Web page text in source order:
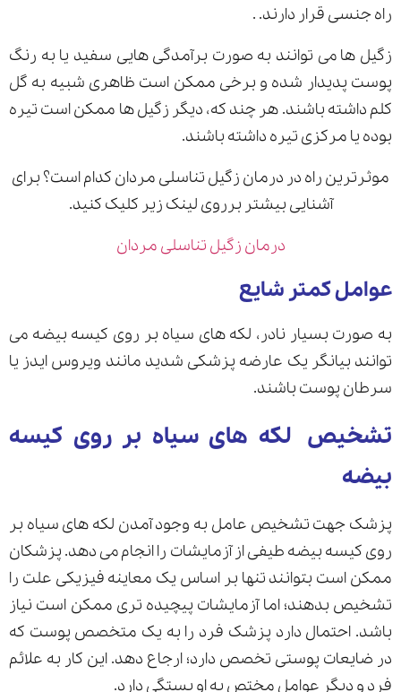
راه جنسی قرار دارند. .
زگیل ها می توانند به صورت برآمدگی هایی سفید یا به رنگ
پوست پدیدار شده و برخی ممکن است ظاهری شبیه به گل
کلم داشته باشند. هر چند که، دیگر زگیل ها ممکن است تیره
بوده یا مرکزی تیره داشته باشند.
موثرترین راه در درمان زگیل تناسلی مردان کدام است؟ برای
آشنایی بیشتر برروی لینک زیر کلیک کنید.
درمان زگیل تناسلی مردان
عوامل کمتر شایع
به صورت بسیار نادر، لکه های سیاه بر روی کیسه بیضه می
توانند بیانگر یک عارضه پزشکی شدید مانند ویروس ایدز یا
سرطان پوست باشند.
تشخیص لکه های سیاه بر روی کیسه
بیضه
پزشک جهت تشخیص عامل به وجود آمدن لکه های سیاه بر
روی کیسه بیضه طیفی از آزمایشات را انجام می دهد. پزشکان
ممکن است بتوانند تنها بر اساس یک معاینه فیزیکی علت را
تشخیص بدهند؛ اما آزمایشات پیچیده تری ممکن است نیاز
باشد. احتمال دارد پزشک فرد را به یک متخصص پوست که
در ضایعات پوستی تخصص دارد؛ ارجاع دهد. این کار به علائم
فرد و دیگر عوامل مختص به او بستگی دارد.